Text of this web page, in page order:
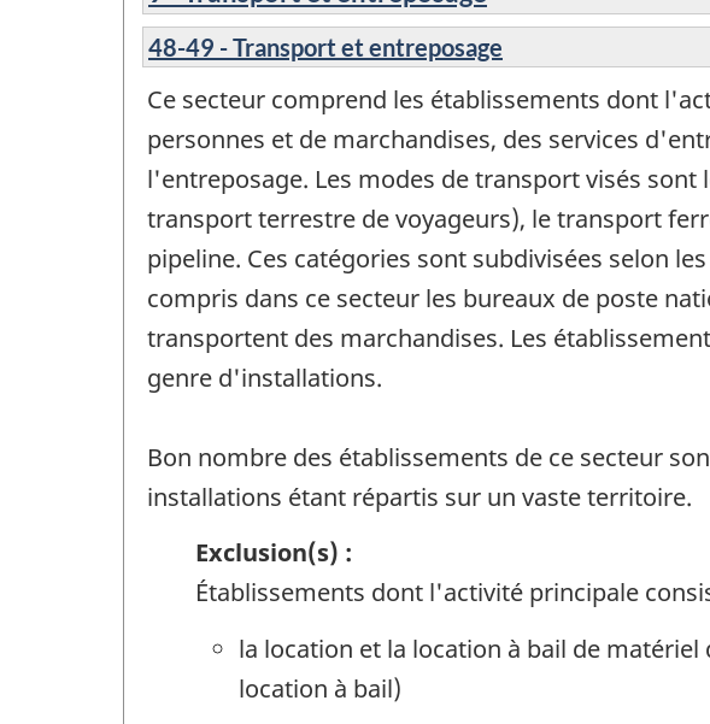
48-49 - Transport et entreposage
Ce secteur comprend les établissements dont
personnes et de marchandises, des services
l'entreposage. Les modes de transport visés
transport terrestre de voyageurs), le transport
pipeline. Ces catégories sont subdivisées selon
compris dans ce secteur les bureaux de poste
transportent des marchandises. Les
genre d'installations.
Bon nombre des établissements de ce secteur
installations étant répartis sur un vaste territoire.
Exclusion(s) :
Établissements dont l'activité principale
la location et la location à bail de
location à bail)